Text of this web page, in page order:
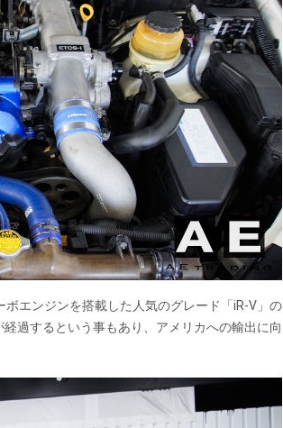
エンジンを搭載した人気のグレード「iR-V」の
過するという事もあり、アメリカへの輸出に向